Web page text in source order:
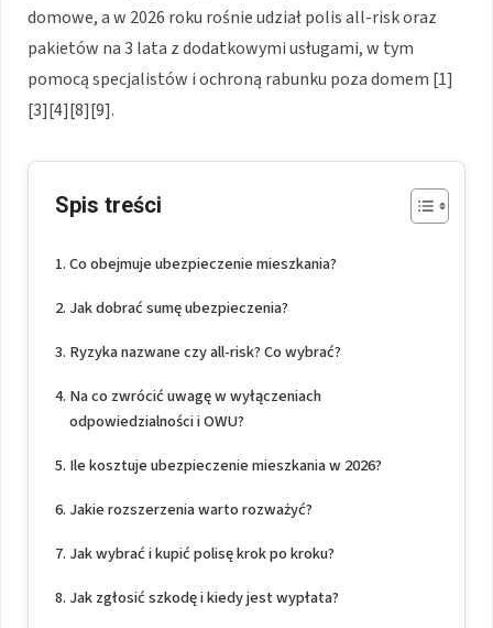
domowe, a w 2026 roku rośnie udział polis all-risk oraz
pakietów na 3 lata z dodatkowymi usługami, w tym
pomocą specjalistów i ochroną rabunku poza domem [1]
[3][4][8][9].
Spis treści
Co obejmuje ubezpieczenie mieszkania?
Jak dobrać sumę ubezpieczenia?
Ryzyka nazwane czy all-risk? Co wybrać?
Na co zwrócić uwagę w wyłączeniach
odpowiedzialności i OWU?
Ile kosztuje ubezpieczenie mieszkania w 2026?
Jakie rozszerzenia warto rozważyć?
Jak wybrać i kupić polisę krok po kroku?
Jak zgłosić szkodę i kiedy jest wypłata?